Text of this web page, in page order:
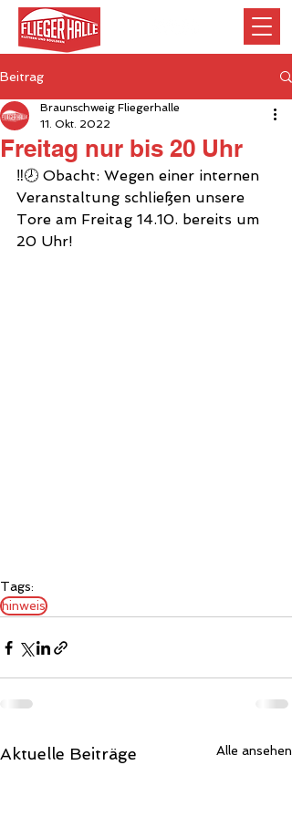
Beitrag
Freitag nur bis 20 Uhr
Braunschweig Fliegerhalle
11. Okt. 2022
‼️🕗 Obacht: Wegen einer internen
Veranstaltung schließen unsere
Tore am Freitag 14.10. bereits um
20 Uhr!
Tags:
hinweis
Aktuelle Beiträge Alle ansehen